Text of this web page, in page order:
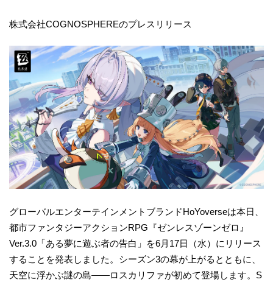
株式会社COGNOSPHEREのプレスリリース
グローバルエンターテインメントブランドHoYoverseは本日、
都市ファンタジーアクションRPG『ゼンレスゾーンゼロ』
Ver.3.0「ある夢に遊ぶ者の告白」を6月17日（水）にリリース
することを発表しました。シーズン3の幕が上がるとともに、
天空に浮かぶ謎の島——ロスカリファが初めて登場します。S